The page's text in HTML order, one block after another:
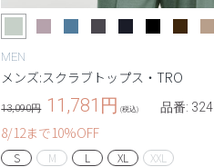
MEN
メンズ:スクラブトップス・TRO
13,090円 11,781 円 (税込) 品番: 324
8/12まで10%OFF
S M L XL XXL